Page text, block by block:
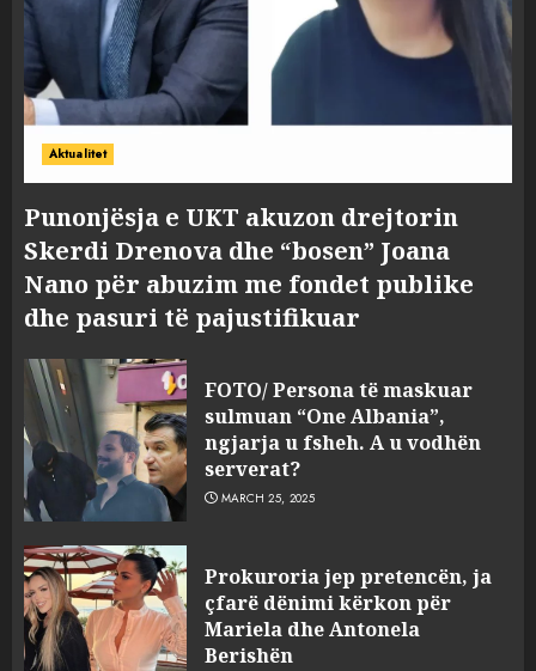
Aktualitet
Punonjësja e UKT akuzon drejtorin
Skerdi Drenova dhe “bosen” Joana
Nano për abuzim me fondet publike
dhe pasuri të pajustifikuar
FOTO/ Persona të maskuar
sulmuan “One Albania”,
ngjarja u fsheh. A u vodhën
serverat?
MARCH 25, 2025
Prokuroria jep pretencën, ja
çfarë dënimi kërkon për
Mariela dhe Antonela
Berishën